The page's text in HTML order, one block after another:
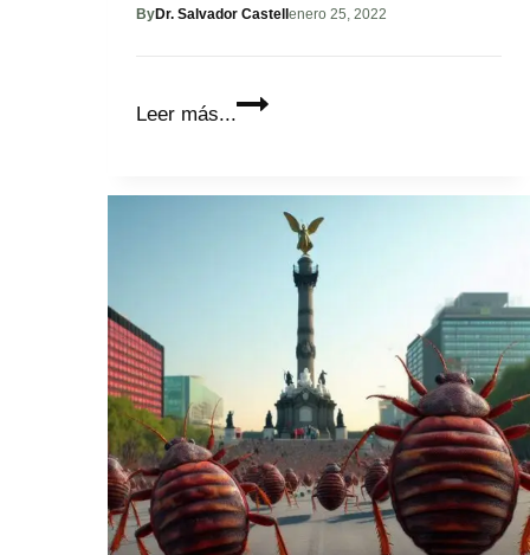
ByDr. Salvador Castellenero 25, 2022
Leer más...
Nuestro